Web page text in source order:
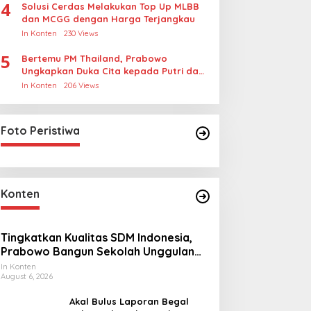
4
Solusi Cerdas Melakukan Top Up MLBB
dan MCGG dengan Harga Terjangkau
In Konten 230 Views
5
Bertemu PM Thailand, Prabowo
Ungkapkan Duka Cita kepada Putri dan
Selamat Ulang Tahun ke Raja Thailand
In Konten 206 Views
Foto Peristiwa
Konten
Tingkatkan Kualitas SDM Indonesia,
Prabowo Bangun Sekolah Unggulan
hingga Undang Universitas Terbaik
Dunia
In Konten
August 6, 2026
Akal Bulus Laporan Begal